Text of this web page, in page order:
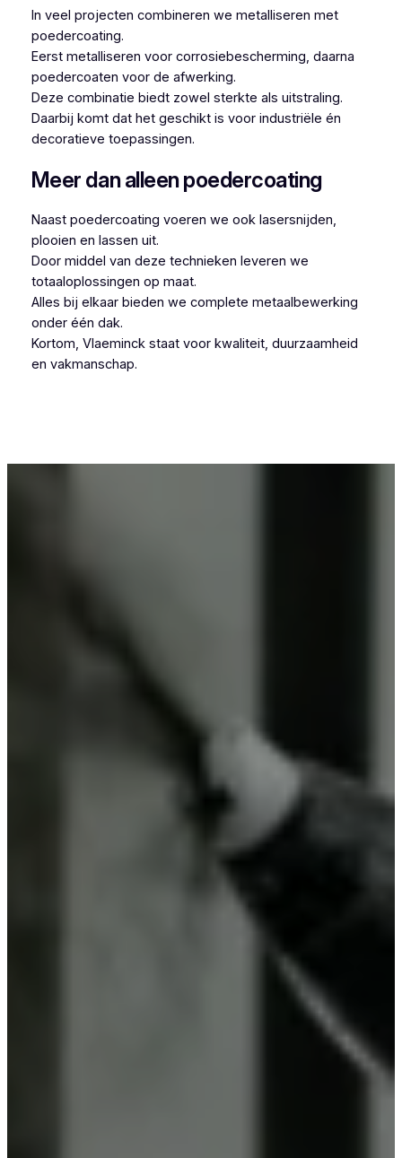
In veel projecten combineren we metalliseren met
poedercoating.
Eerst metalliseren voor corrosiebescherming, daarna
poedercoaten voor de afwerking.
Deze combinatie biedt zowel sterkte als uitstraling.
Daarbij komt dat het geschikt is voor industriële én
decoratieve toepassingen.
Meer dan alleen poedercoating
Naast poedercoating voeren we ook lasersnijden,
plooien en lassen uit.
Door middel van deze technieken leveren we
totaaloplossingen op maat.
Alles bij elkaar bieden we complete metaalbewerking
onder één dak.
Kortom, Vlaeminck staat voor kwaliteit, duurzaamheid
en vakmanschap.